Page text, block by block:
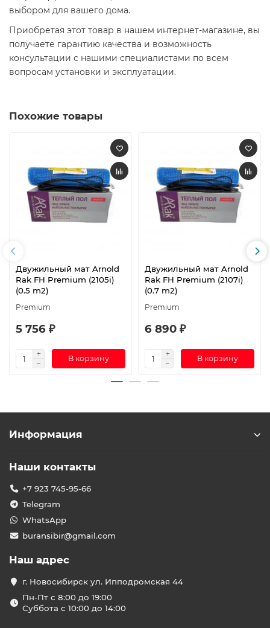
выбором для вашего дома.​
Приобретая этот товар в нашем интернет-магазине, вы
получаете гарантию качества и возможность
консультации с нашими специалистами по всем
вопросам установки и эксплуатации.
Похожие товары
Двужильный мат Arnold
Rak FH Premium (2105i)
(0.5 m2)
Premium
5 756 ₽
В корзину
Двужильный мат Arnold
Rak FH Premium (2107i)
(0.7 m2)
Premium
6 890 ₽
В корзину
Информация
Наши контакты
+7 923 745-95-66
Telegram
WhatsApp
buransibir@gmail.com
Наш адрес
г. Новосибирск ул. Ипподромская 44
Пн-Пт с 8:00 до 19:00
Суббота с 10:00 до 14:00